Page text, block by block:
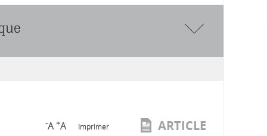
-A +A Imprimer ARTICLE